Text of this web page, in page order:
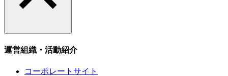
運営組織・活動紹介
コーポレートサイト